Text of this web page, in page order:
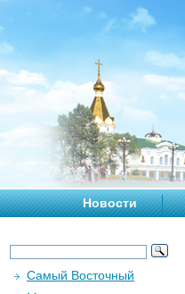
Новости
Самый Восточный